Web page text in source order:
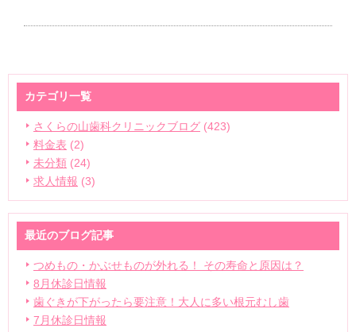
カテゴリ一覧
さくらの山歯科クリニックブログ (423)
料金表 (2)
未分類 (24)
求人情報 (3)
最近のブログ記事
つめもの・かぶせものが外れる！ その寿命と原因は？
8月休診日情報
歯ぐきが下がったら要注意！大人に多い根元むし歯
7月休診日情報